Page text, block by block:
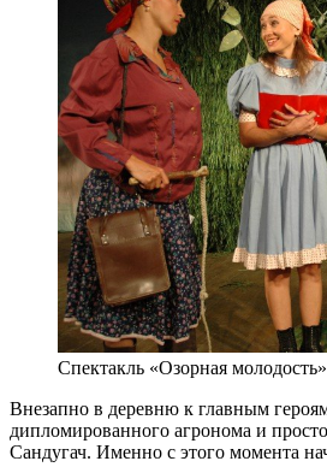
Спектакль «Озорная молодость»
Внезапно в деревню к главным
дипломированного агронома и
Сандугач. Именно с этого момента